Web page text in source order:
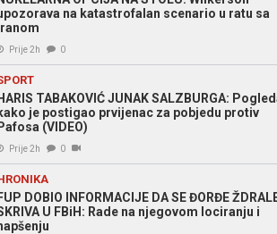
na katastrofalan scenario u ratu sa
Prije 2h 0
TABAKOVIĆ JUNAK SALZBURGA:
je postigao prvijenac za pobjedu protiv
(VIDEO)
Prije 2h 0
DOBIO INFORMACIJE DA SE ĐORĐE
U FBiH: Rade na njegovom lociranju i